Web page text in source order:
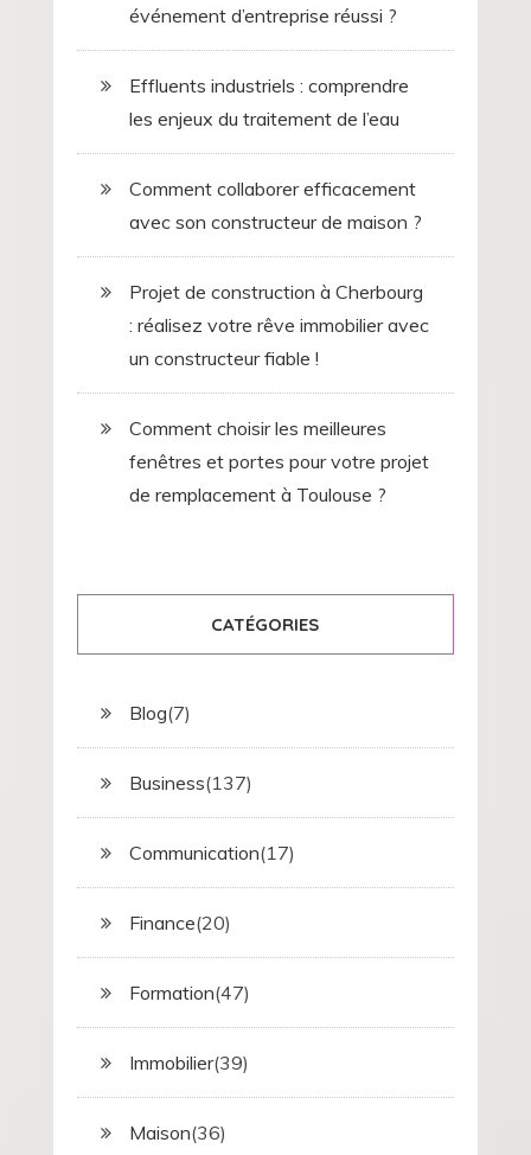
événement d’entreprise réussi ?
Effluents industriels : comprendre
les enjeux du traitement de l’eau
Comment collaborer efficacement
avec son constructeur de maison ?
Projet de construction à Cherbourg
: réalisez votre rêve immobilier avec
un constructeur fiable !
Comment choisir les meilleures
fenêtres et portes pour votre projet
de remplacement à Toulouse ?
CATÉGORIES
Blog(7)
Business(137)
Communication(17)
Finance(20)
Formation(47)
Immobilier(39)
Maison(36)